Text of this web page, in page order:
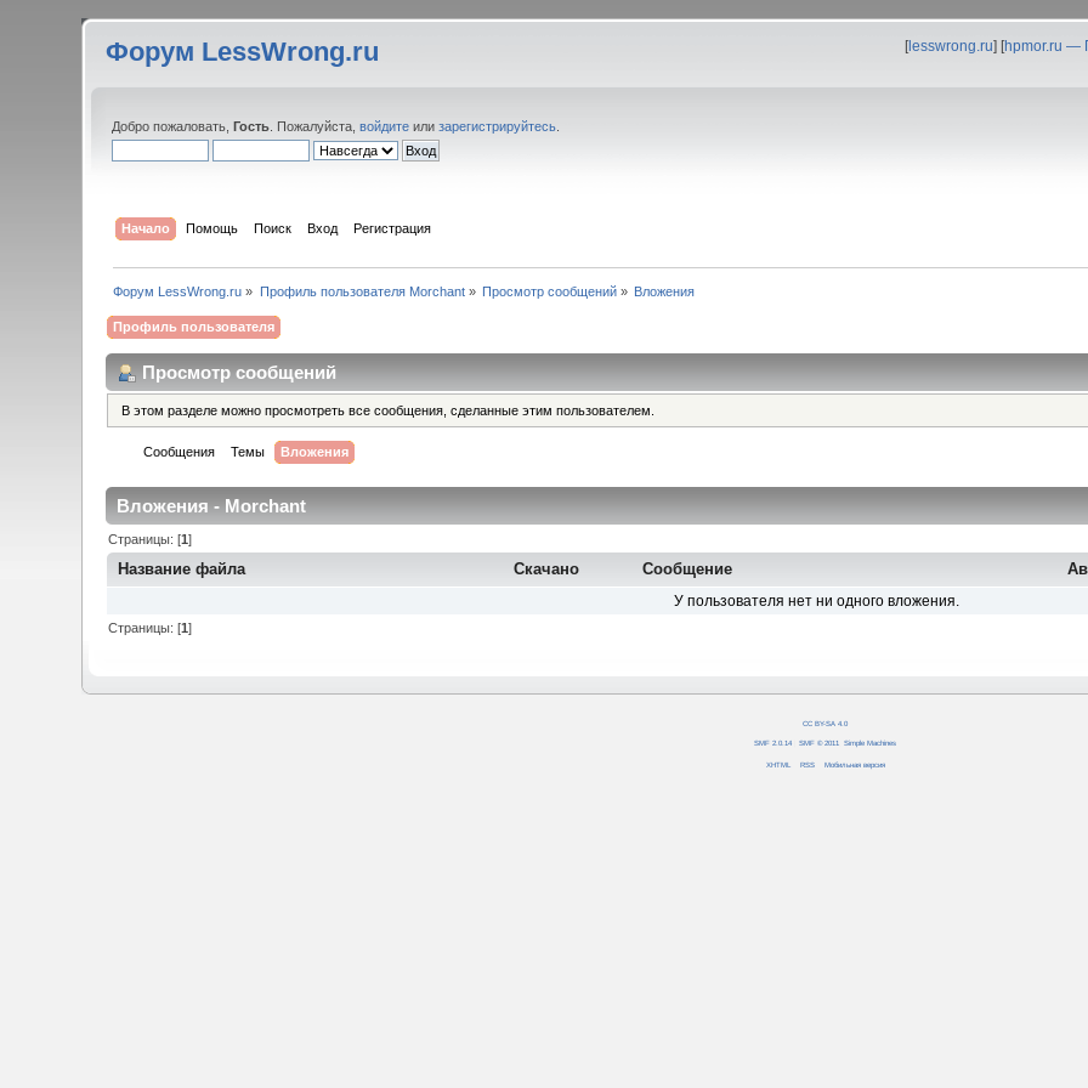
Форум LessWrong.ru [lesswrong.ru] [hpmor.ru
Добро пожаловать,Гость . Пожалуйста,войдите илизарегистрируйтесь
Начало Помощь Поиск Вход Регистрация
Форум LessWrong.ru » Профиль пользователя Morchant» Просмотр сообщений » Вложения
Профиль пользователя
Просмотр сообщений
В этом разделе можно просмотреть все сообщения, сделанные этим пользователем.
Сообщения Темы Вложения
Вложения - Morchant
Страницы: [1]
Название файла Скачано Сообщение
У пользователя нет ни одного вложения.
Страницы: [1]
CC BY-SA 4.0
SMF 2.0.14 SMF © 2011 Simple Machines
XHTML RSS Мобильная версия